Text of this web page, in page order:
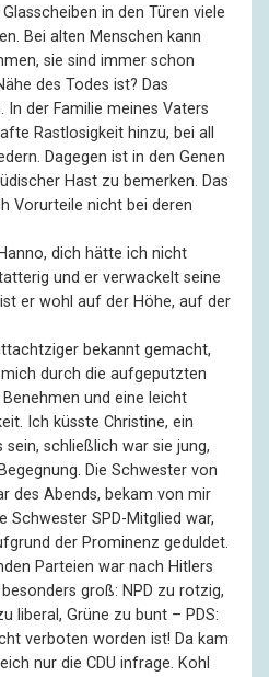
in den Türen viele
Bei alten Menschen kann
sie sind immer schon
des Todes ist? Das
In der Familie meines Vaters
Rastlosigkeit hinzu, bei all
Dagegen ist in den Genen
Hast zu bemerken. Das
Vorurteile nicht bei deren
dich hätte ich nicht
und er verwackelt seine
er wohl auf der Höhe, auf der
bekannt gemacht,
durch die aufgeputzten
und eine leicht
Ich küsste Christine, ein
schließlich war sie jung,
Die Schwester von
des Abends, bekam von mir
Schwester SPD-Mitglied war,
der Prominenz geduldet.
Parteien war nach Hitlers
groß: NPD zu rotzig,
liberal, Grüne zu bunt – PDS:
verboten worden ist! Da kam
nur die CDU infrage. Kohl